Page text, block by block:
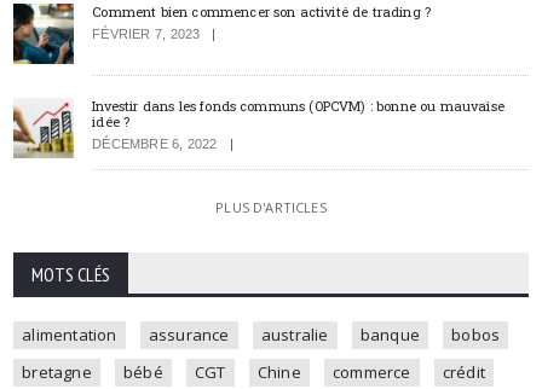
Comment bien commencer son activité de trading ?
FÉVRIER 7, 2023
Investir dans les fonds communs (OPCVM) : bonne ou mauvaise
idée ?
DÉCEMBRE 6, 2022
PLUS D'ARTICLES
MOTS CLÉS
alimentation assurance australie banque
bobos
bretagne
bébé CGT Chine commerce
crédit